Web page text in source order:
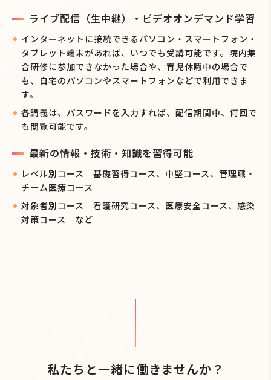
ライブ配信（生中継）・ビデオオンデマンド学習
インターネットに接続できるパソコン・スマートフォン・
タブレット端末があれば、いつでも受講可能です。院内集
合研修に参加できなかった場合や、育児休暇中の場合で
も、自宅のパソコンやスマートフォンなどで利用できま
す。
各講義は、パスワードを入力すれば、配信期間中、何回で
も閲覧可能です。
最新の情報・技術・知識を習得可能
レベル別コース 基礎習得コース、中堅コース、管理職・
チーム医療コース
対象者別コース 看護研究コース、医療安全コース、感染
対策コース など
私たちと一緒に働きませんか？